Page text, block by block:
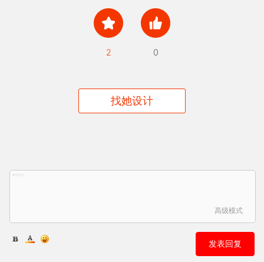
2 0
找她设计
高级模式
发表回复